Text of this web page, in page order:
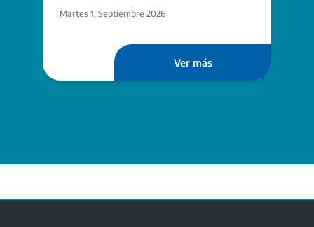
Martes 1, Septiembre 2026
Ver más